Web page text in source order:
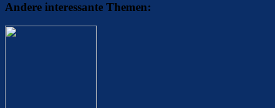
Andere interessante Themen: